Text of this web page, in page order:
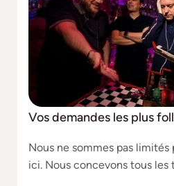
Vos demandes les plus
Nous ne sommes pas
ici. Nous concevons tous les